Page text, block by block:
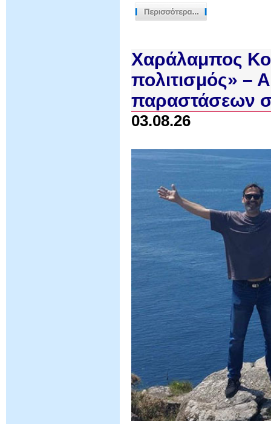
Χαράλαμπος
πολιτισμός» –
παραστάσεων
03.08.26